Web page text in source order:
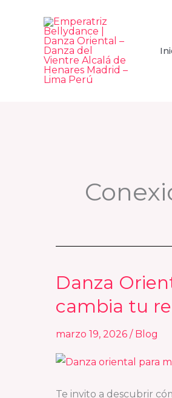
contenido
Danza
cambia tu
marzo 19, 2026 / Blog
Te invito a descubrir
Danza
y
Autoestima:
el